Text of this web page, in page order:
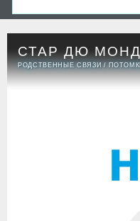
СТАР ДЮ
РОДСТВЕННЫЕ СВЯЗИ /